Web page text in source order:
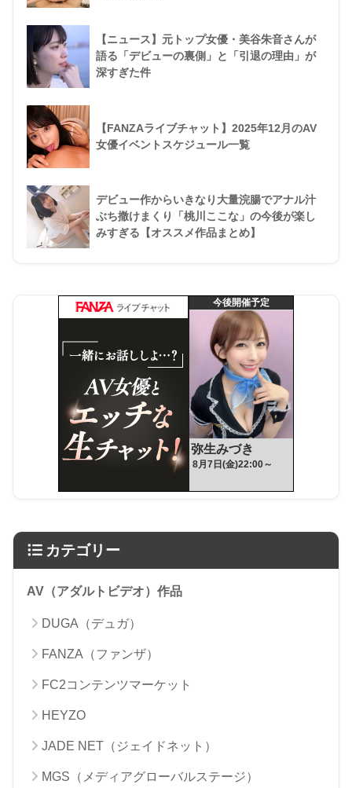
【ニュース】元トップ女優・美谷朱音さんが
語る「デビューの裏側」と「引退の理由」が
深すぎた件
【FANZAライブチャット】2025年12月のAV
女優イベントスケジュール一覧
デビュー作からいきなり大量浣腸でアナル汁
ぶち撒けまくり「桃川ここな」の今後が楽し
みすぎる【オススメ作品まとめ】
カテゴリー
AV（アダルトビデオ）作品
DUGA（デュガ）
FANZA（ファンザ）
FC2コンテンツマーケット
HEYZO
JADE NET（ジェイドネット）
MGS（メディアグローバルステージ）